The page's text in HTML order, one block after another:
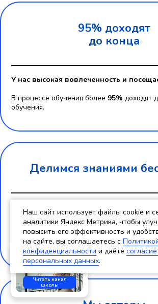
Читать канал
школы
Анонсы статей и
вебинаров
95% доходят
до конца
У нас высокая вовлеченность и
В процессе обучения более 95% доходят
обучения.
Делимся знаниями
Мы не продаем знание, а продаем
же делимся открыто и бесплатно.
вы можете ознакомиться самостоятельно:
База знаний
Наш сайт использует файлы cookie и
аналитики Яндекс Метрика, чтобы
повысить его эффективность и
на сайте, вы соглашаетесь c
конфиденциальности и даёте
персональных данных.